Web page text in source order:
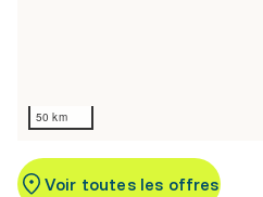
50 km
Voir toutes les offres